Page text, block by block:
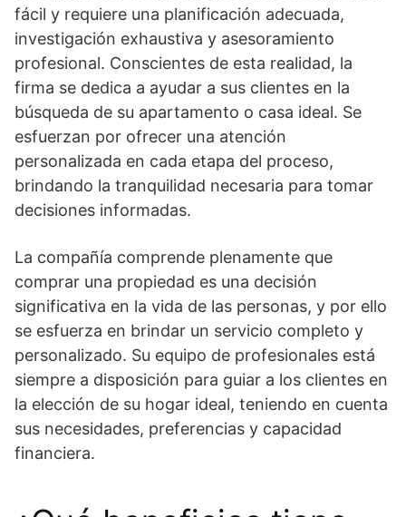
fácil y requiere una planificación adecuada,
investigación exhaustiva y asesoramiento
profesional. Conscientes de esta realidad, la
firma se dedica a ayudar a sus clientes en la
búsqueda de su apartamento o casa ideal. Se
esfuerzan por ofrecer una atención
personalizada en cada etapa del proceso,
brindando la tranquilidad necesaria para tomar
decisiones informadas.
La compañía comprende plenamente que
comprar una propiedad es una decisión
significativa en la vida de las personas, y por ello
se esfuerza en brindar un servicio completo y
personalizado. Su equipo de profesionales está
siempre a disposición para guiar a los clientes en
la elección de su hogar ideal, teniendo en cuenta
sus necesidades, preferencias y capacidad
financiera.